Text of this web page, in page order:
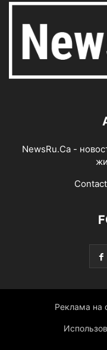
NewsRu.Ca -
Реклама на